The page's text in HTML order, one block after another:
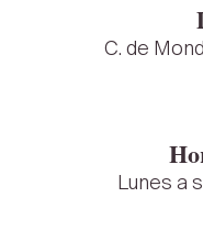
C. de
Lunes a